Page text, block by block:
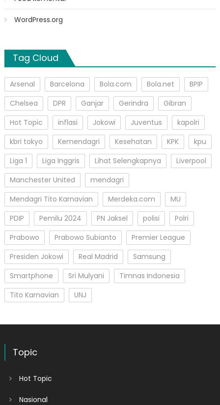
WordPress.org
Tag Cloud
Arsenal Barcelona Bola.com Bola.net
BPIP
Chelsea
DPR Ganjar Gerindra
Gibran
Hot Topic
inflasi Jokowi Juventus
kapolri
kbri tokyo
Kemendagri Kesehatan KPK
kpu
Liga 1
Liga Inggris Lihat Selengkapnya
Liverpool
Manchester United
mendagri
Mendagri Tito Karnavian
Merdeka.com
MU
PDIP
Pemilu 2024 PN Jaksel polisi
Polri
Prabowo
Prabowo Subianto
Premier League
Presiden Jokowi
Real Madrid
Samsung
Smartphone
Sri Mulyani
Timnas Indonesia
Tito Karnavian
UNJ
Topic
Hot Topic
Nasional